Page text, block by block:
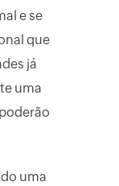
e se
que
já
uma
uma